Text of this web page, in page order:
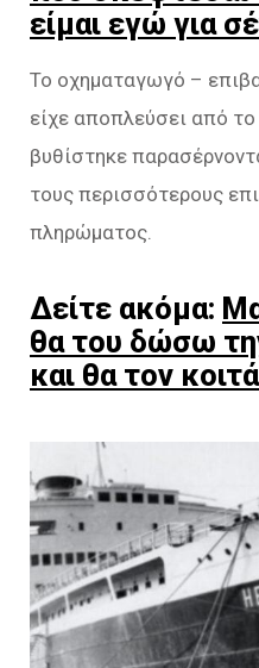
είμαι εγώ για
Το οχηματαγωγό –
είχε αποπλεύσει από το
βυθίστηκε
τους περισσότερους
πληρώματος.
Δείτε ακόμα:
θα του δώσω
και θα τον